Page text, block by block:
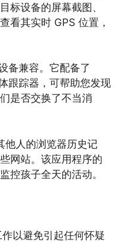
标设备的屏幕截图、
看其实时 GPS 位置，
备兼容。它配备了
跟踪器，可帮助您发现
是否交换了不当消
他人的浏览器历史记
网站。该应用程序的
控孩子全天的活动。
以避免引起任何怀疑